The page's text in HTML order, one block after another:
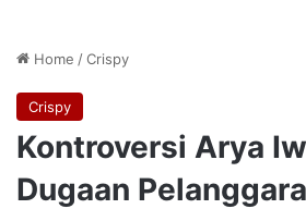
Home /Crispy
Crispy
Kontroversi Arya
Dugaan